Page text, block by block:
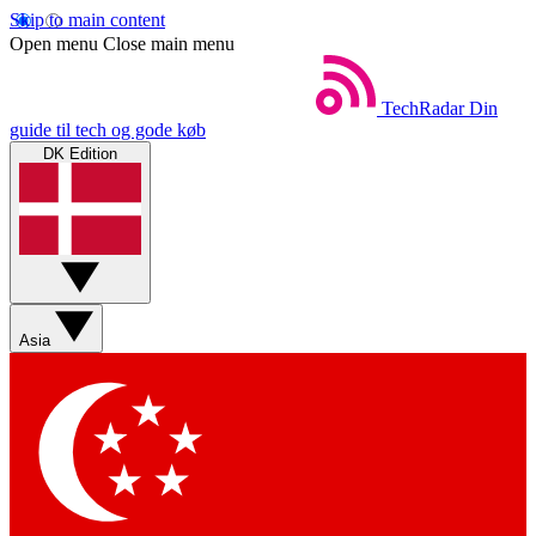
Skip to main content
Open menu Close main menu
TechRadar Din
guide til tech og gode køb
DK Edition
Asia